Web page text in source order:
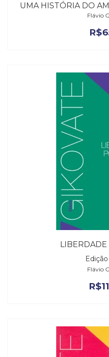
UMA HISTÓRIA DO
Flávio
R$
LIBERDADE
Flávio
R$